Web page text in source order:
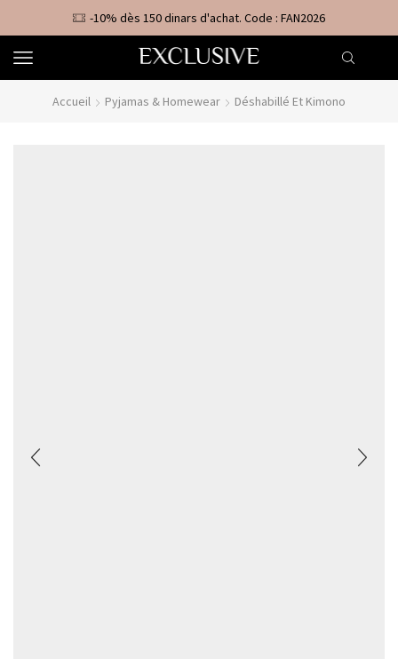
-10% dès 150 dinars d'achat. Code : FAN2026
Accueil Pyjamas & Homewear Déshabillé Et Kimono